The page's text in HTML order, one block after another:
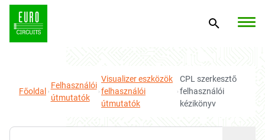
Főoldal
Felhasználói
útmutatók
Visualizer eszközök
felhasználói
útmutatók
CPL szerkesztő
felhasználói
kézikönyv
Search for: